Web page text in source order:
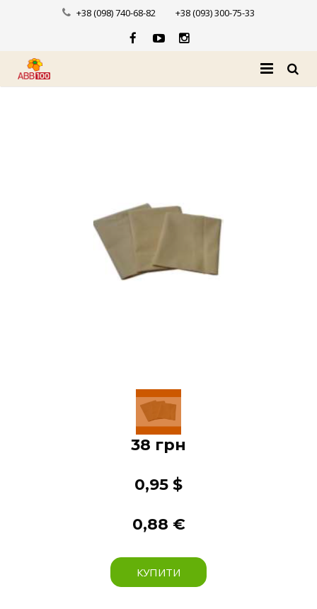
+38 (098) 740-68-82 +38 (093) 300-75-33
38 грн
0,95 $
0,88 €
КУПИТИ